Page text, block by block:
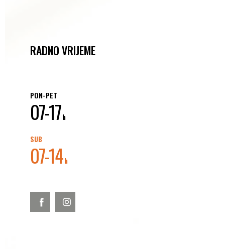
RADNO VRIJEME
PON-PET
07-17h
SUB
07-14h